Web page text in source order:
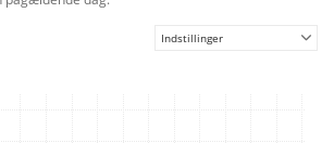
Indstillinger